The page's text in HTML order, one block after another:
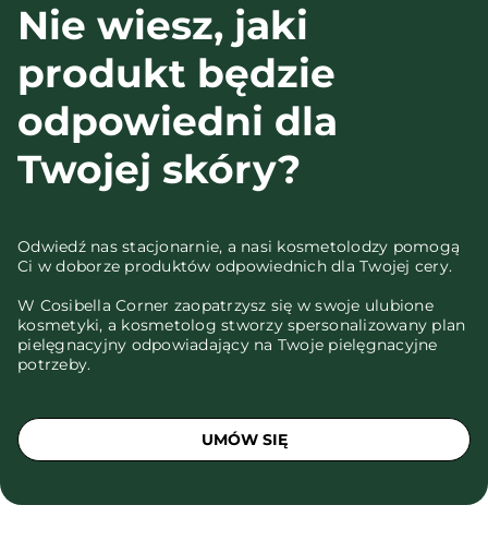
Nie wiesz, jaki
produkt będzie
odpowiedni dla
Twojej skóry?
Odwiedź nas stacjonarnie, a nasi kosmetolodzy pomogą
Ci w doborze produktów odpowiednich dla Twojej cery.
W Cosibella Corner zaopatrzysz się w swoje ulubione
kosmetyki, a kosmetolog stworzy spersonalizowany plan
pielęgnacyjny odpowiadający na Twoje pielęgnacyjne
potrzeby.
UMÓW SIĘ